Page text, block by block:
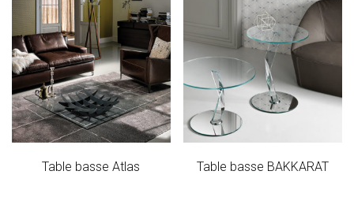
Table basse Atlas Table basse BAKKARAT